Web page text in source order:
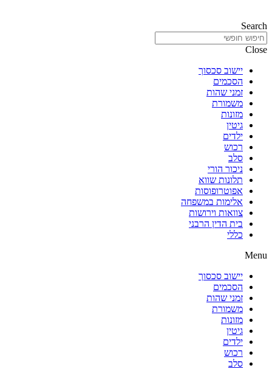
Search
Close
יישוב סכסוך
הסכמים
זמני שהות
משמורת
מזונות
גיטין
ילדים
רכוש
סלב
ניכור הורי
תלונות שווא
אפוטרופוסות
אלימות במשפחה
צוואות וירושות
בית הדין הרבני
כללי
Menu
יישוב סכסוך
הסכמים
זמני שהות
משמורת
מזונות
גיטין
ילדים
רכוש
סלב